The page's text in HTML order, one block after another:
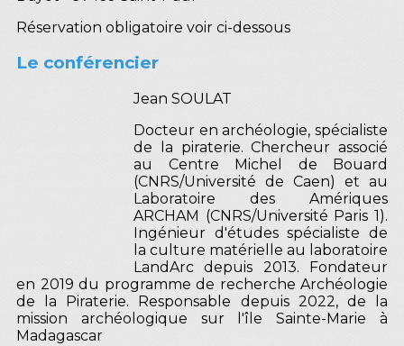
Réservation obligatoire voir ci-dessous
Le conférencier
Jean SOULAT
Docteur en archéologie, spécialiste
de la piraterie. Chercheur associé
au Centre Michel de Bouard
(CNRS/Université de Caen) et au
Laboratoire des Amériques
ARCHAM (CNRS/Université Paris 1).
Ingénieur d'études spécialiste de
la culture matérielle au laboratoire
LandArc depuis 2013. Fondateur
en 2019 du programme de recherche Archéologie
de la Piraterie. Responsable depuis 2022, de la
mission archéologique sur l'île Sainte-Marie à
Madagascar